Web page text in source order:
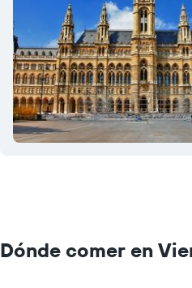
Dónde comer en